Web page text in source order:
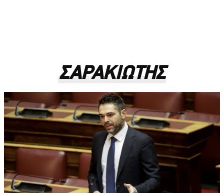
ΣΑΡΑΚΙΩΤΗΣ